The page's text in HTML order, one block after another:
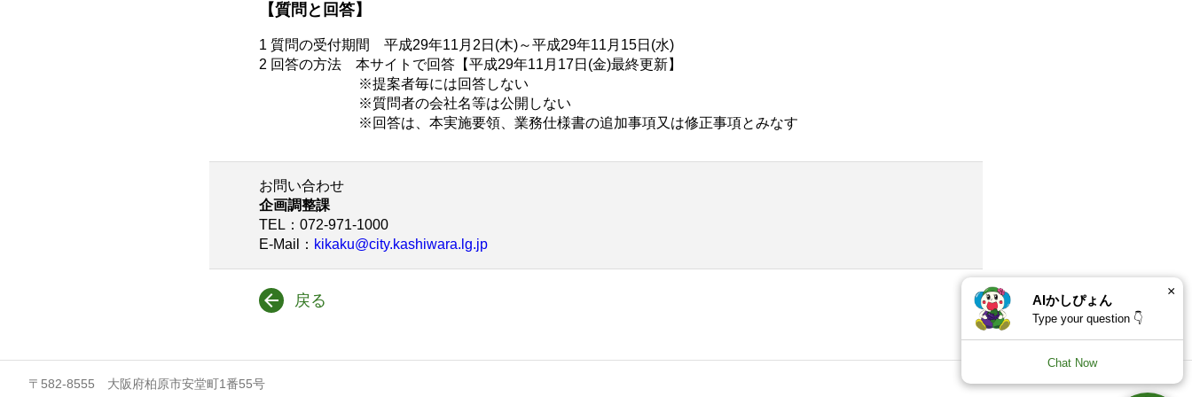
【質問と回答】
1 質問の受付期間 平成29年11月2日(木)～平成29年11月15日(水)
2 回答の方法 本サイトで回答【平成29年11月17日(金)最終更新】
※提案者毎には回答しない
※質問者の会社名等は公開しない
※回答は、本実施要領、業務仕様書の追加事項又は修正事項とみなす
お問い合わせ
企画調整課
TEL ：072-971-1000
E-Mail
： kikaku@city.kashiwara.lg.jp
戻る
〒582-8555 大阪府柏原市安堂町1番55号
AIかしぴょん
Type your question 👇
Chat Now
×